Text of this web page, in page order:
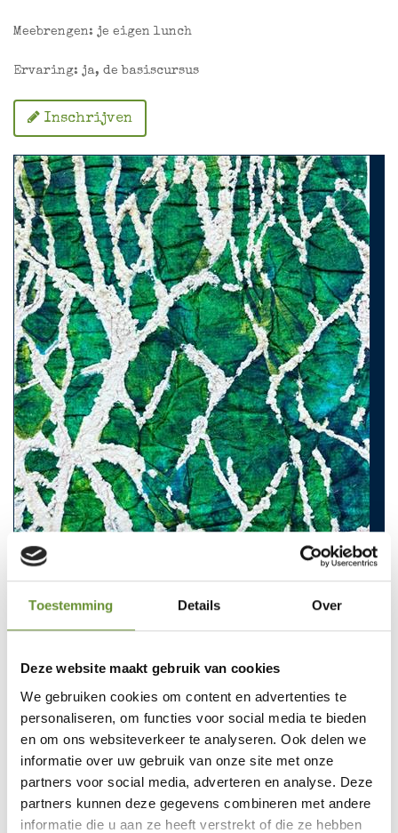
Toestemming Details Over
Deze website maakt gebruik van cookies
We gebruiken cookies om content en advertenties te
personaliseren, om functies voor social media te bieden
en om ons websiteverkeer te analyseren. Ook delen we
informatie over uw gebruik van onze site met onze
partners voor social media, adverteren en analyse. Deze
partners kunnen deze gegevens combineren met andere
informatie die u aan ze heeft verstrekt of die ze hebben
Meebrengen: je eigen lunch
Ervaring: ja, de basiscursus
Inschrijven